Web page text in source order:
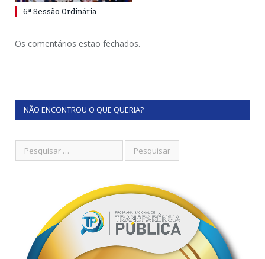
6ª Sessão Ordinária
Os comentários estão fechados.
NÃO ENCONTROU O QUE QUERIA?